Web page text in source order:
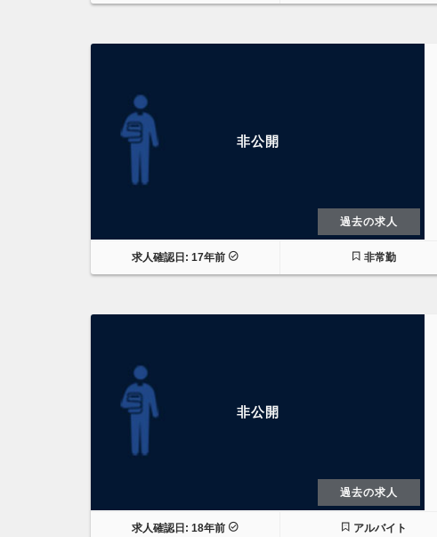
非公開
過去の求人
求人確認日: 17年前 非常勤
非公開
過去の求人
求人確認日: 18年前 アルバイト